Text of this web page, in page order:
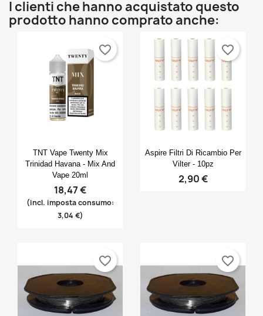
I clienti che hanno acquistato questo
prodotto hanno comprato anche:
Anteprima
TNT Vape Twenty Mix
Trinidad Havana - Mix And
Vape 20ml
18,47 €
(incl. imposta consumo:
3,04 €)
favorite_border
Anteprima
Aspire Filtri Di Ricambio Per
Vilter - 10pz
2,90 €
favorite_border
favorite_border favorite_border